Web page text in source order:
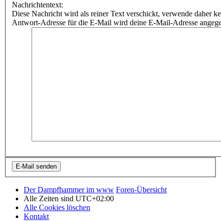
Nachrichtentext:
Diese Nachricht wird als reiner Text verschickt, verwende daher
Antwort-Adresse für die E-Mail wird deine E-Mail-Adresse
Der Dampfhammer im www Foren-Übersicht
Alle Zeiten sind UTC+02:00
Alle Cookies löschen
Kontakt